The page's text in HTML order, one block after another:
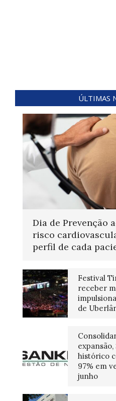
ÚLTIMAS
Dia de Prevenção
risco
perfil de cada
Festival
receber
de
histórico
97% em
junho